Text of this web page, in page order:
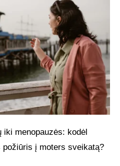
menopauzės: kodėl
į moters sveikatą?